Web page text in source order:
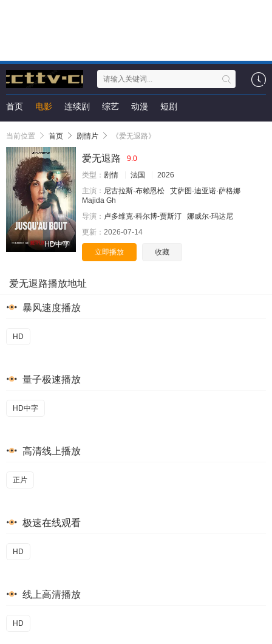
首页 电影 连续剧 综艺 动漫 短剧
当前位置 首页 剧情片 《爱无退路》
HD中字
爱无退路
9.0
类型： 剧情 法国
2026
主演： 尼古拉斯·布赖恩松
艾萨图·迪亚诺·萨格娜
Majida Gh
导演： 卢多维克·科尔博-贾斯汀
娜威尔·玛达尼
更新： 2026-07-14
立即播放 收藏
爱无退路播放地址
暴风速度播放
HD
量子极速播放
HD中字
高清线上播放
正片
极速在线观看
HD
线上高清播放
HD